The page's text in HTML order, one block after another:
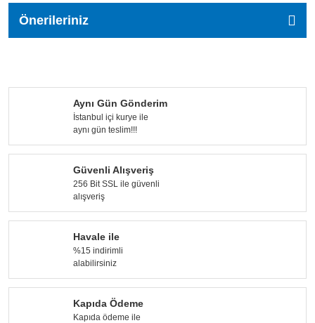
Önerileriniz
Aynı Gün Gönderim
İstanbul içi kurye ile
aynı gün teslim!!!
Güvenli Alışveriş
256 Bit SSL ile güvenli
alışveriş
Havale ile
%15 indirimli
alabilirsiniz
Kapıda Ödeme
Kapıda ödeme ile